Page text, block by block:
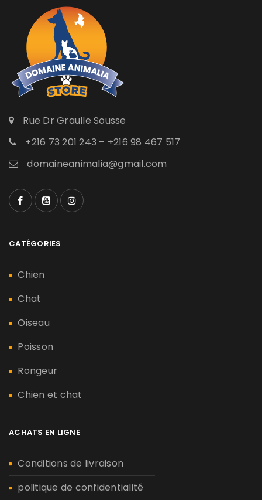
Rue Dr Graulle Sousse
+216 73 201 243 – +216 98 467 517
domaineanimalia@gmail.com
CATÉGORIES
Chien
Chat
Oiseau
Poisson
Rongeur
Chien et chat
ACHATS EN LIGNE
Conditions de livraison
politique de confidentialité